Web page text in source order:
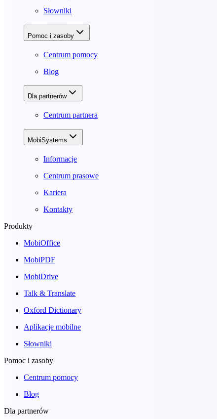
Słowniki
Pomoc i zasoby
Centrum pomocy
Blog
Dla partnerów
Centrum partnera
MobiSystems
Informacje
Centrum prasowe
Kariera
Kontakty
Produkty
MobiOffice
MobiPDF
MobiDrive
Talk & Translate
Oxford Dictionary
Aplikacje mobilne
Słowniki
Pomoc i zasoby
Centrum pomocy
Blog
Dla partnerów